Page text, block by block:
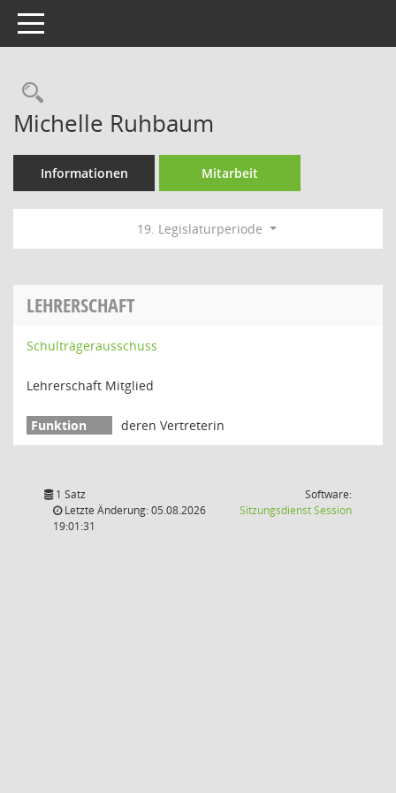
Toggle navigation
Rechercheauswahl
Michelle Ruhbaum
Informationen Mitarbeit
19. Legislaturperiode
LEHRERSCHAFT
Schulträgerausschuss
Lehrerschaft Mitglied
deren Vertreterin
1 Satz
Letzte Änderung: 05.08.2026
19:01:31
Software:
SitzungsdienstSession(Wird in